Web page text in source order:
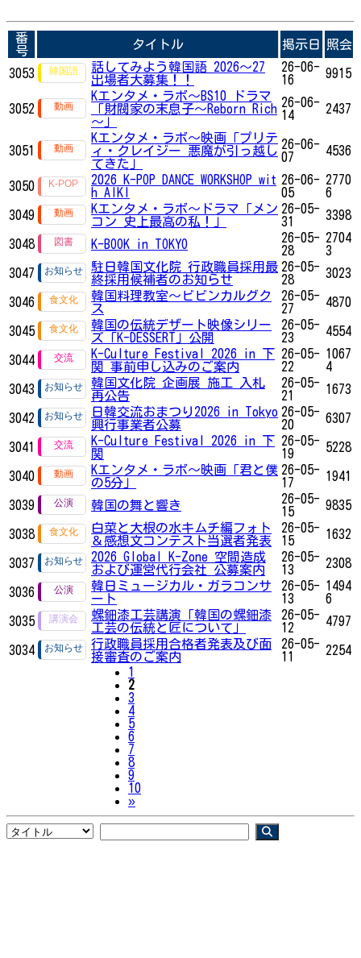
番
号
タイトル 掲示日 照会
3053
話してみよう韓国語 2026～27
出場者大募集！！
26-06-
16
9915
3052
Kエンタメ・ラボ～BS10 ドラマ
「財閥家の末息子～Reborn Rich
～」
26-06-
14
2437
3051
Kエンタメ・ラボ～映画「プリテ
ィ・クレイジー 悪魔が引っ越し
てきた」
26-06-
07
4536
3050
2026 K-POP DANCE WORKSHOP wit
h AIKI
26-06-
05
2770
6
3049
Kエンタメ・ラボ～ドラマ「メン
コン 史上最高の私！」
26-05-
31
3398
3048 K-BOOK in TOKYO
26-05-
28
2704
3
3047
駐日韓国文化院 行政職員採用最
終採用候補者のお知らせ
26-05-
28
3023
3046
韓国料理教室～ビビンカルグク
ス
26-05-
27
4870
3045
韓国の伝統デザート映像シリー
ズ「K-DESSERT」公開
26-05-
23
4554
3044
K-Culture Festival 2026 in 下
関 事前申し込みのご案内
26-05-
22
1067
4
3043
韓国文化院 企画展 施工 入札
再公告
26-05-
21
1673
3042
日韓交流おまつり2026 in Tokyo
興行事業者公募
26-05-
20
6307
3041
K-Culture Festival 2026 in 下
関
26-05-
19
5228
3040
Kエンタメ・ラボ～映画「君と僕
の5分」
26-05-
17
1941
3039 韓国の舞と響き
26-05-
15
9835
3038
白菜と大根の水キムチ編フォト
＆感想文コンテスト当選者発表
26-05-
15
1632
3037
2026 Global K-Zone 空間造成
および運営代行会社 公募案内
26-05-
13
2308
3036
韓日ミュージカル・ガラコンサ
ート
26-05-
13
1494
6
3035
螺鈿漆工芸講演「韓国の螺鈿漆
工芸の伝統と匠について」
26-05-
12
4797
3034
行政職員採用合格者発表及び面
接審査のご案内
26-05-
11
2254
1
2
3
4
5
6
7
8
9
10
»Next